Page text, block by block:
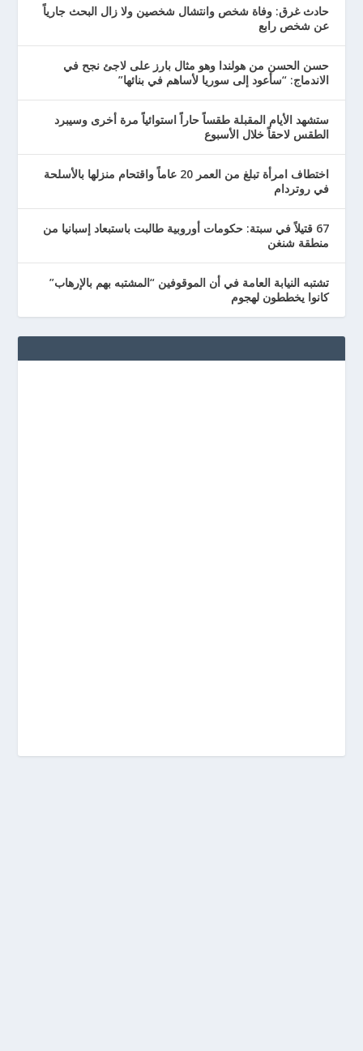
حادث غرق: وفاة شخص وانتشال شخصين ولا زال البحث جارياً
عن شخص رابع
حسن الحسن من هولندا وهو مثال بارز على لاجئ نجح في
الاندماج: “سأعود إلى سوريا لأساهم في بنائها”
ستشهد الأيام المقبلة طقساً حاراً استوائياً مرة أخرى وسيبرد
الطقس لاحقاً خلال الأسبوع
اختطاف امرأة تبلغ من العمر 20 عاماً واقتحام منزلها بالأسلحة
في روتردام
67 قتيلاً في سبتة: حكومات أوروبية طالبت باستبعاد إسبانيا من
منطقة شنغن
تشتبه النيابة العامة في أن الموقوفين “المشتبه بهم بالإرهاب”
كانوا يخططون لهجوم